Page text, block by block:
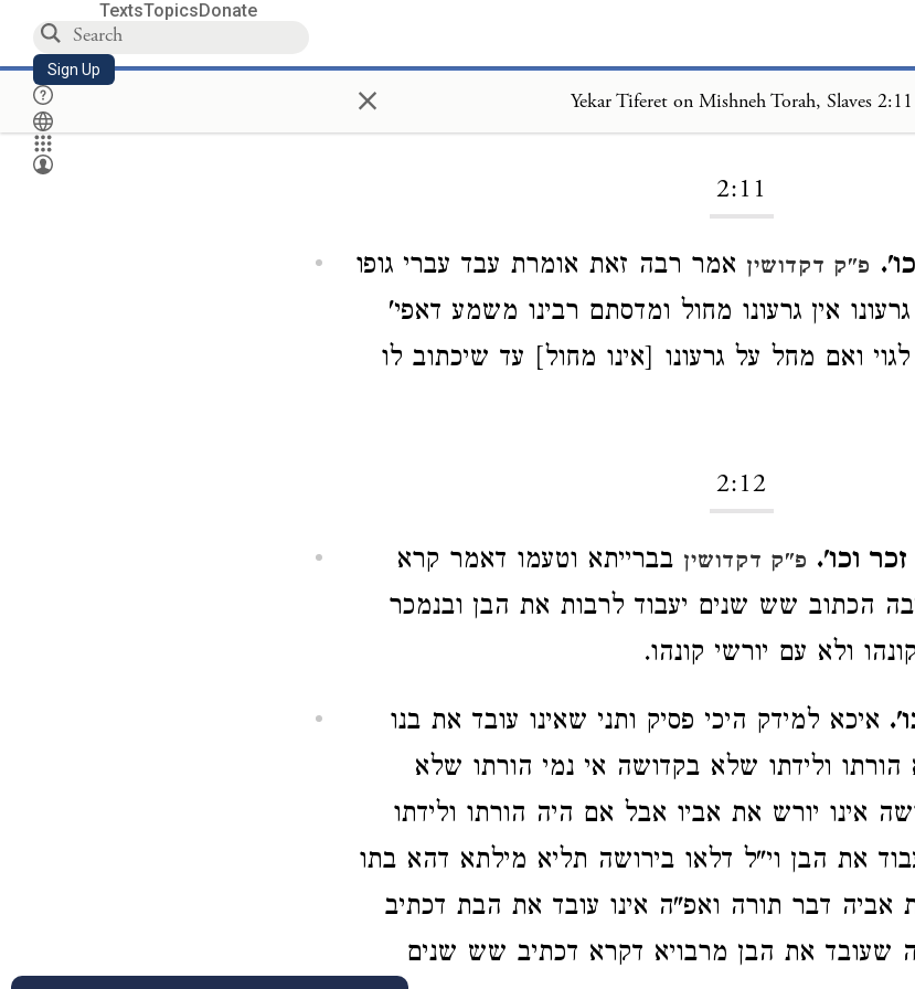
TextsTopicsDonate
Sign Up × Yekar Tiferet on Mishneh Torah, Slaves 2:11
2:11
פ"ק דקדושין אמר רבה זאת אומרת עבד עברי גופו
אין גרעונו מחול ומדסתם רבינו משמע דאפי'
לגוי ואם מחל על גרעונו [אינו מחול] עד שיכתוב לו
2:12
וכו'. פ"ק דקדושין בברייתא וטעמו דאמר קרא
הכתוב שש שנים יעבוד לרבות את הבן ובנמכר
ולא עם יורשי קונהו.
איכא למידק היכי פסיק ותני שאינו עובד את בנו
ולידתו שלא בקדושה אי נמי הורתו שלא
אינו יורש את אביו אבל אם היה הורתו ולידתו
את הבן וי"ל דלאו בירושה תליא מילתא דהא בתו
דבר תורה ואפ"ה אינו עובד את הבת דכתיב
שעובד את הבן מרבויא דקרא דכתיב שש שנים